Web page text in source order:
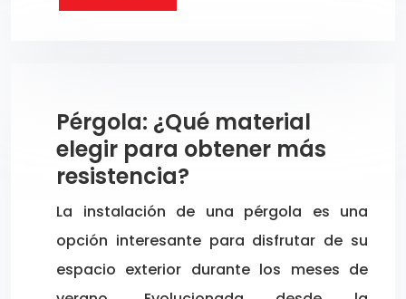
Pérgola: ¿Qué material
elegir para obtener más
resistencia?
La instalación de una pérgola es una
opción interesante para disfrutar de su
espacio exterior durante los meses de